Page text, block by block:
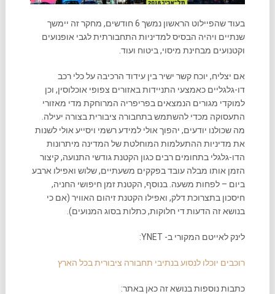
בעוד שהפיילוט הראשון נמשך 6 חודשים, מחקר זה יימשך
שנתיים ויהיה הבסיס למדיניות התחבורתית לגבי אופנועים
וקטנועים מבחינת מיסוי, ביטוח ועוד.
אם יצליח, יוכח קשר ישיר בין עידוד הרכיבה על כלי רכב
דו-גלגליים כאמצעי התניידות באזורים צפופי אוכלוסין, וכן
למוקדי מגורים הנמצאים בפריפריה המרוחקת מדי מאזורי
התעסוקה מכדי להשתמש בתחבורה ציבורית בצורה יעילה.
מה שכולנו יודעים, יהפוך אולי למידע רשמי ויסייע אולי לשנות
את מדיניות ההתעלמות המוחלטת של המדינה מיתרונות
הדו-גלגלי בתחומים רבים כגון הקטנת גודשי התנועה, קיצור
הזמן אותו מבלה עובד בפקקים משעתיים, שלוש ואפילו ארבע
ביום – לפחות משעה. בנוסף, הקטנת זמן חיפושי החניה,
חיסכון בתצרוכת דלק, ואפילו הקטנת זיהום האוויר (אם כי
בנושא זה הדעות די חלוקות, כתלות בסוג המנועים).
לינק לאייטם המקורי ב- YNET:
רוכבים יוכלו לנסוע בנתיבי תחבורה ציבורית בכל הארץ
כתבות נוספות בנושא זה כאן באתר: